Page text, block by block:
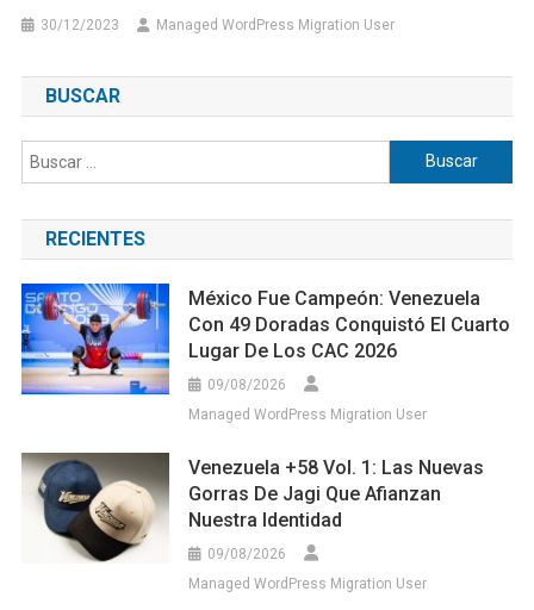
30/12/2023 Managed WordPress Migration User
BUSCAR
Buscar:
RECIENTES
México Fue Campeón: Venezuela
Con 49 Doradas Conquistó El Cuarto
Lugar De Los CAC 2026
09/08/2026
Managed WordPress Migration User
Venezuela +58 Vol. 1: Las Nuevas
Gorras De Jagi Que Afianzan
Nuestra Identidad
09/08/2026
Managed WordPress Migration User